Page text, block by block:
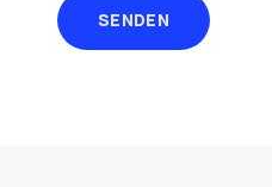
SENDEN